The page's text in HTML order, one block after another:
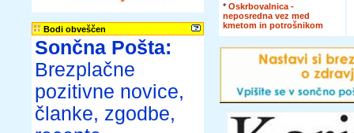
Bodi obveščen
Sončna Pošta:
Brezplačne
pozitivne novice,
članke, zgodbe,
* Oskrbovalnica -
neposredna vez med
kmetom in potrošnikom